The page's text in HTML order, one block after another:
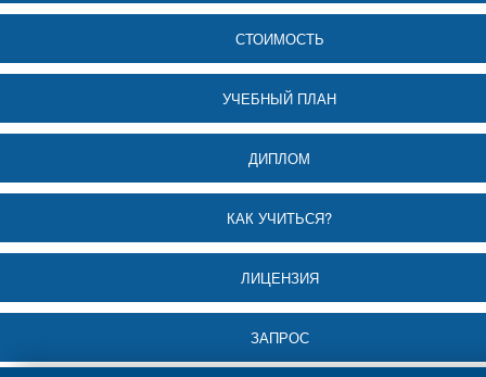
СТОИМОСТЬ
УЧЕБНЫЙ ПЛАН
ДИПЛОМ
КАК УЧИТЬСЯ?
ЛИЦЕНЗИЯ
ЗАПРОС